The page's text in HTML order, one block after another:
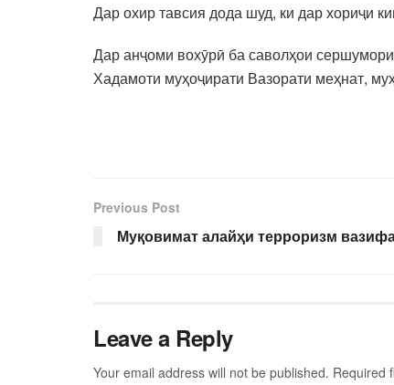
Дар охир тавсия дода шуд, ки дар хориҷи
Дар анҷоми вохӯрӣ ба саволҳои
Хадамоти муҳоҷирати Вазорати меҳнат,
Previous Post
Муқовимат алайҳи терроризм
Leave a Reply
Your email address will not be published. Required